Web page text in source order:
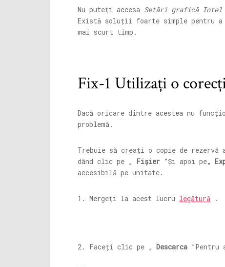
Nu puteți accesa Setări grafică Intel
Există soluții foarte simple pentru
mai scurt timp.
Fix-1 Utilizați o
Dacă oricare dintre acestea nu
problemă.
Trebuie să creați o copie de
dând clic pe „ Fişier ”Și apoi pe„
accesibilă pe unitate.
1. Mergeți la acest lucru legătură .
2. Faceți clic pe „ Descarca ”Pentru